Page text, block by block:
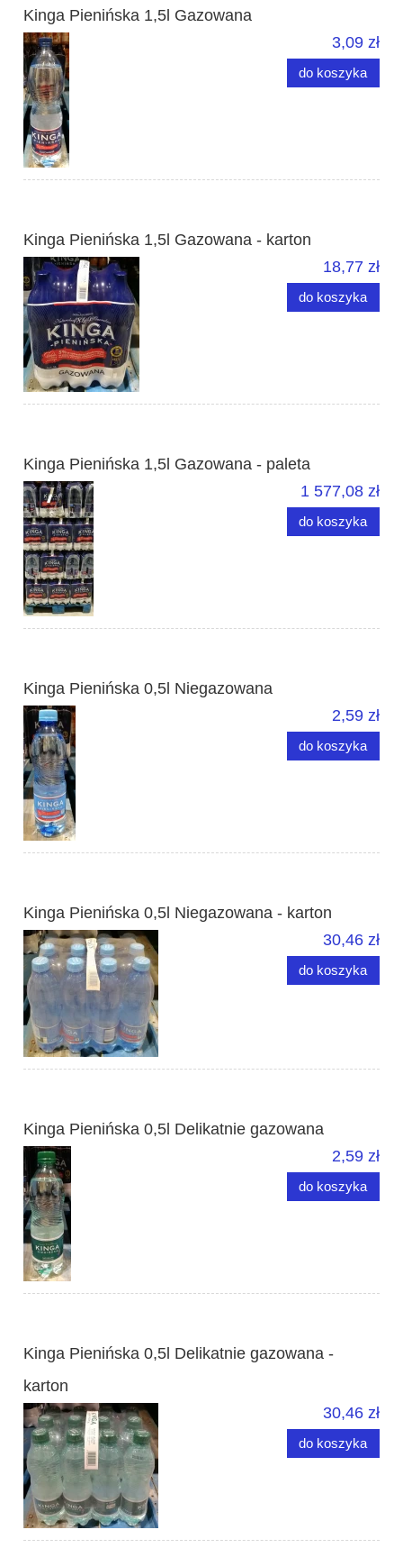
Kinga Pienińska 1,5l Gazowana
3,09 zł
do koszyka
Kinga Pienińska 1,5l Gazowana - karton
18,77 zł
do koszyka
Kinga Pienińska 1,5l Gazowana - paleta
1 577,08 zł
do koszyka
Kinga Pienińska 0,5l Niegazowana
2,59 zł
do koszyka
Kinga Pienińska 0,5l Niegazowana - karton
30,46 zł
do koszyka
Kinga Pienińska 0,5l Delikatnie gazowana
2,59 zł
do koszyka
Kinga Pienińska 0,5l Delikatnie gazowana -
karton
30,46 zł
do koszyka